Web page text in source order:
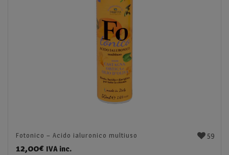
59
Fotonico – Acido ialuronico multiuso
12,00€ IVA inc.